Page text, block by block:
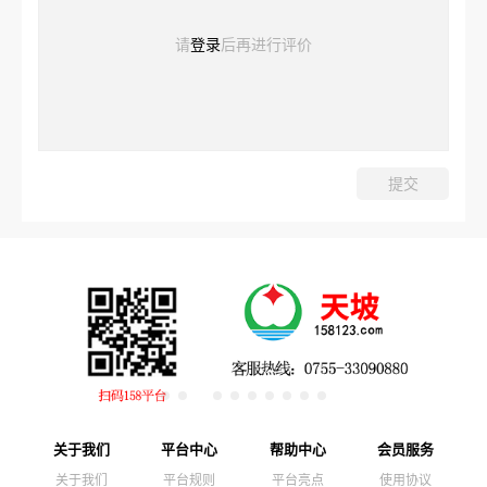
请登录后再进行评价
关于我们
关于我们
平台中心
平台规则
帮助中心
平台亮点
会员服务
使用协议